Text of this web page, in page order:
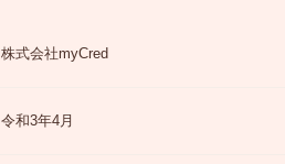
株式会社myCred
令和3年4月